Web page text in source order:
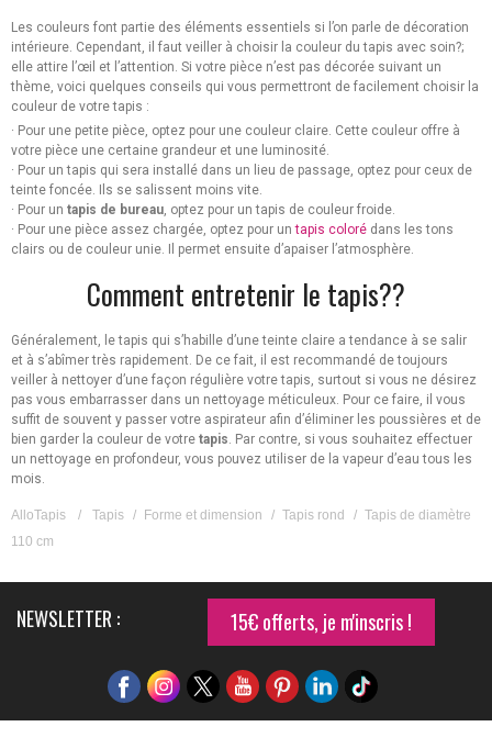
Les couleurs font partie des éléments essentiels si l’on parle de décoration
intérieure. Cependant, il faut veiller à choisir la couleur du tapis avec soin?;
elle attire l’œil et l’attention. Si votre pièce n’est pas décorée suivant un
thème, voici quelques conseils qui vous permettront de facilement choisir la
couleur de votre tapis :
· Pour une petite pièce, optez pour une couleur claire. Cette couleur offre à
votre pièce une certaine grandeur et une luminosité.
· Pour un tapis qui sera installé dans un lieu de passage, optez pour ceux de
teinte foncée. Ils se salissent moins vite.
· Pour un tapis de bureau , optez pour un tapis de couleur froide.
· Pour une pièce assez chargée, optez pour untapis coloré dans les tons
clairs ou de couleur unie. Il permet ensuite d’apaiser l’atmosphère.
Comment entretenir le tapis??
Généralement, le tapis qui s’habille d’une teinte claire a tendance à se salir
et à s’abîmer très rapidement. De ce fait, il est recommandé de toujours
veiller à nettoyer d’une façon régulière votre tapis, surtout si vous ne désirez
pas vous embarrasser dans un nettoyage méticuleux. Pour ce faire, il vous
suffit de souvent y passer votre aspirateur afin d’éliminer les poussières et de
bien garder la couleur de votre tapis . Par contre, si vous souhaitez effectuer
un nettoyage en profondeur, vous pouvez utiliser de la vapeur d’eau tous les
mois.
AlloTapis / Tapis / Forme et dimension / Tapis rond / Tapis de diamètre
110 cm
NEWSLETTER : 15€ offerts, je m'inscris !